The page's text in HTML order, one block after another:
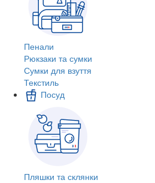
Пенали
Рюкзаки та сумки
Сумки для взуття
Текстиль
Посуд
Пляшки та склянки